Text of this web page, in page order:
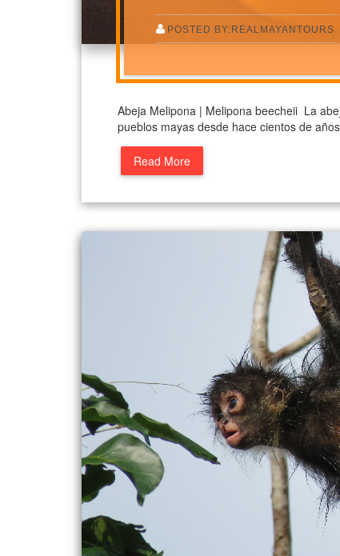
POSTED BY:REALMAYANTOURS
Abeja Melipona | Melipona beecheii La
pueblos mayas desde hace cientos de
Read More